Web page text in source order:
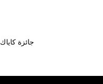
جائزة كاياك 2020 لنظافة المركبات